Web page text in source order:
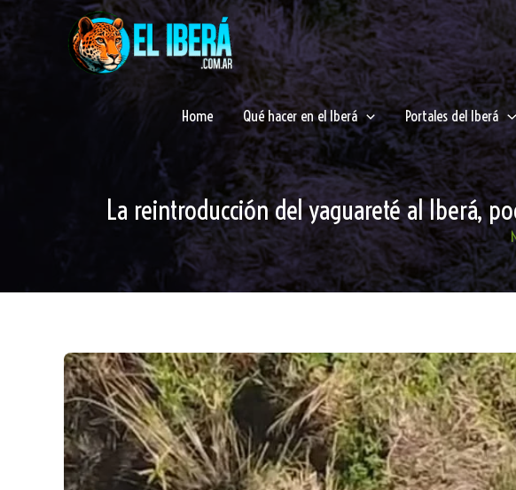
al
Home Qué hacer en el Iberá Portales del Iberá
La reintroducción del yaguareté al Iberá,